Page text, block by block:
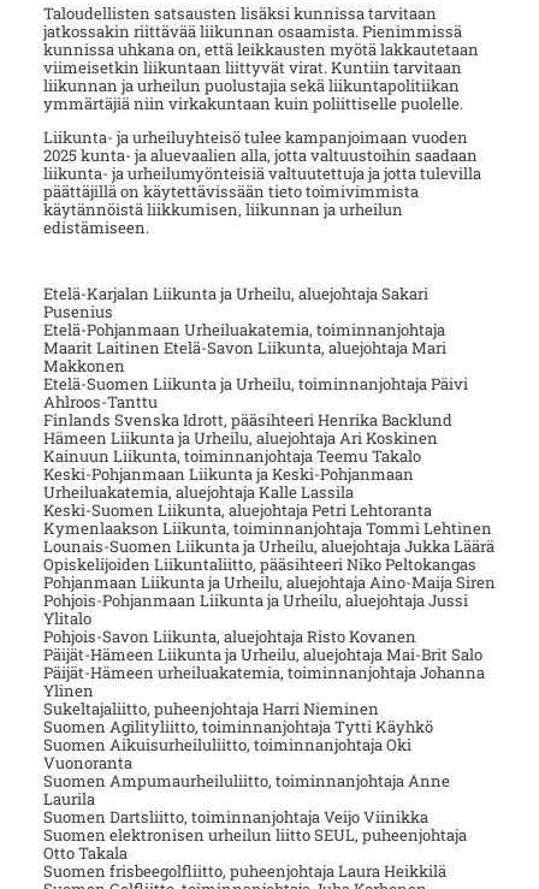
Taloudellisten satsausten lisäksi kunnissa tarvitaan
jatkossakin riittävää liikunnan osaamista. Pienimmissä
kunnissa uhkana on, että leikkausten myötä lakkautetaan
viimeisetkin liikuntaan liittyvät virat. Kuntiin tarvitaan
liikunnan ja urheilun puolustajia sekä liikuntapolitiikan
ymmärtäjiä niin virkakuntaan kuin poliittiselle puolelle.
Liikunta- ja urheiluyhteisö tulee kampanjoimaan vuoden
2025 kunta- ja aluevaalien alla, jotta valtuustoihin saadaan
liikunta- ja urheilumyönteisiä valtuutettuja ja jotta tulevilla
päättäjillä on käytettävissään tieto toimivimmista
käytännöistä liikkumisen, liikunnan ja urheilun
edistämiseen.
Etelä-Karjalan Liikunta ja Urheilu, aluejohtaja Sakari
Pusenius
Etelä-Pohjanmaan Urheiluakatemia, toiminnanjohtaja
Maarit Laitinen Etelä-Savon Liikunta, aluejohtaja Mari
Makkonen
Etelä-Suomen Liikunta ja Urheilu, toiminnanjohtaja Päivi
Ahlroos-Tanttu
Finlands Svenska Idrott, pääsihteeri Henrika Backlund
Hämeen Liikunta ja Urheilu, aluejohtaja Ari Koskinen
Kainuun Liikunta, toiminnanjohtaja Teemu Takalo
Keski-Pohjanmaan Liikunta ja Keski-Pohjanmaan
Urheiluakatemia, aluejohtaja Kalle Lassila
Keski-Suomen Liikunta, aluejohtaja Petri Lehtoranta
Kymenlaakson Liikunta, toiminnanjohtaja Tommi Lehtinen
Lounais-Suomen Liikunta ja Urheilu, aluejohtaja Jukka Läärä
Opiskelijoiden Liikuntaliitto, pääsihteeri Niko Peltokangas
Pohjanmaan Liikunta ja Urheilu, aluejohtaja Aino-Maija Siren
Pohjois-Pohjanmaan Liikunta ja Urheilu, aluejohtaja Jussi
Ylitalo
Pohjois-Savon Liikunta, aluejohtaja Risto Kovanen
Päijät-Hämeen Liikunta ja Urheilu, aluejohtaja Mai-Brit Salo
Päijät-Hämeen urheiluakatemia, toiminnanjohtaja Johanna
Ylinen
Sukeltajaliitto, puheenjohtaja Harri Nieminen
Suomen Agilityliitto, toiminnanjohtaja Tytti Käyhkö
Suomen Aikuisurheiluliitto, toiminnanjohtaja Oki
Vuonoranta
Suomen Ampumaurheiluliitto, toiminnanjohtaja Anne
Laurila
Suomen Dartsliitto, toiminnanjohtaja Veijo Viinikka
Suomen elektronisen urheilun liitto SEUL, puheenjohtaja
Otto Takala
Suomen frisbeegolfliitto, puheenjohtaja Laura Heikkilä